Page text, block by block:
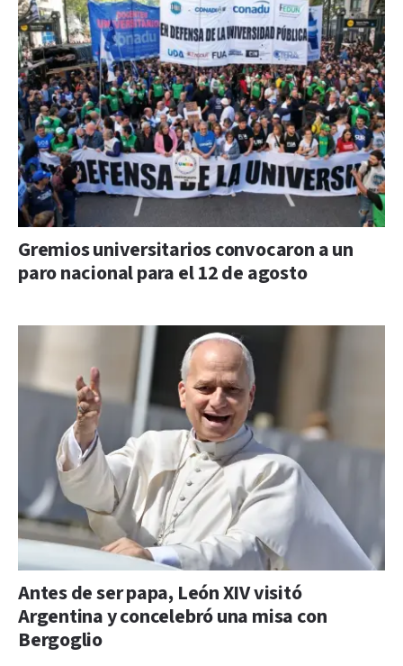
Gremios universitarios convocaron a un
paro nacional para el 12 de agosto
Antes de ser papa, León XIV visitó
Argentina y concelebró una misa con
Bergoglio